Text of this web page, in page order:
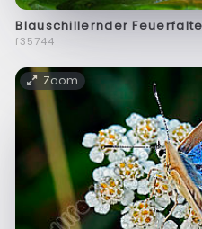
Blauschillernder
f35744
Zoom